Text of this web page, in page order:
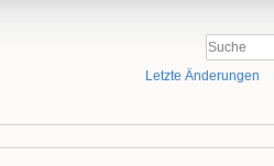
Letzte Änderungen